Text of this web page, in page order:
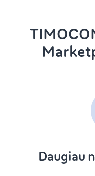
Daugiau